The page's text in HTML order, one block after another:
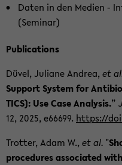
Daten in den Me­di­en -
(Se­mi­nar)
Pu­bli­ca­ti­ons
Düvel, Ju­lia­ne An­drea,et
Sup­port Sys­tem for
TICS): Use Case Ana­ly­sis.”
12, 2025, e66699. https://
Trot­ter, Adam W.,et al. "
pro­ce­du­res as­so­cia­ted